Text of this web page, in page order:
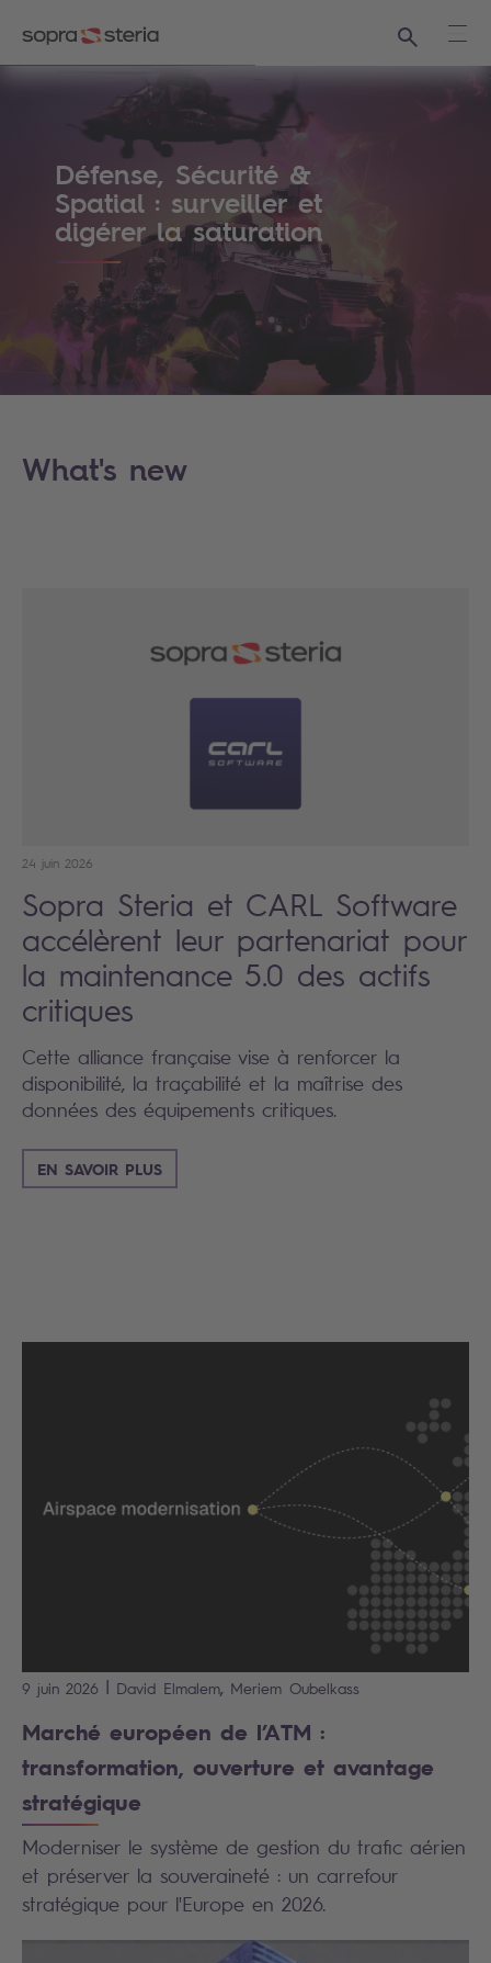
Sopra Steria France - Le monde est tel
Recherche
Défense, Sécurité &
Spatial : surveiller et
digérer la saturation
What's new
24 juin 2026
Sopra Steria et CARL Software
accélèrent leur partenariat pour
la maintenance 5.0 des actifs
critiques
Cette alliance française vise à renforcer la
disponibilité, la traçabilité et la maîtrise des
données des équipements critiques.
EN SAVOIR PLUS
9 juin 2026 | David Elmalem, Meriem Oubelkass
Marché européen de l’ATM :
transformation, ouverture et avantage
stratégique
Moderniser le système de gestion du trafic aérien
et préserver la souveraineté : un carrefour
stratégique pour l'Europe en 2026.